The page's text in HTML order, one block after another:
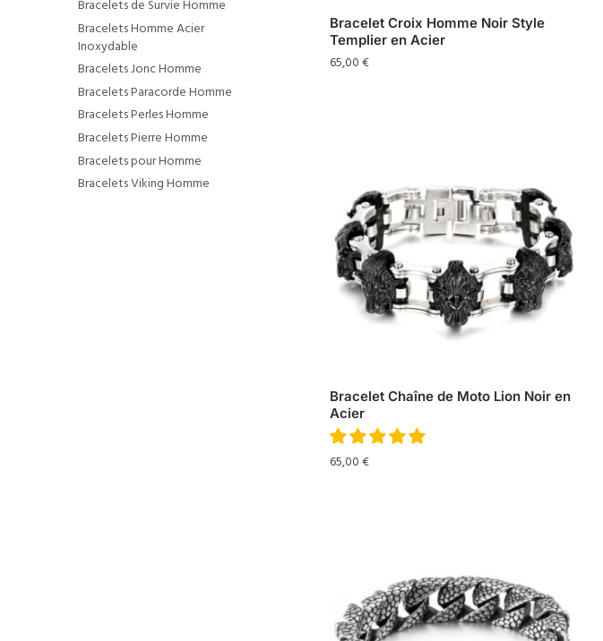
Bracelet Croix Homme Noir Style
Templier en Acier
65,00€
Bracelet Chaîne de Moto Lion Noir en
Acier
65,00€
Bracelets de Survie Homme
Bracelets Homme Acier
Inoxydable
Bracelets Jonc Homme
Bracelets Paracorde Homme
Bracelets Perles Homme
Bracelets Pierre Homme
Bracelets pour Homme
Bracelets Viking Homme